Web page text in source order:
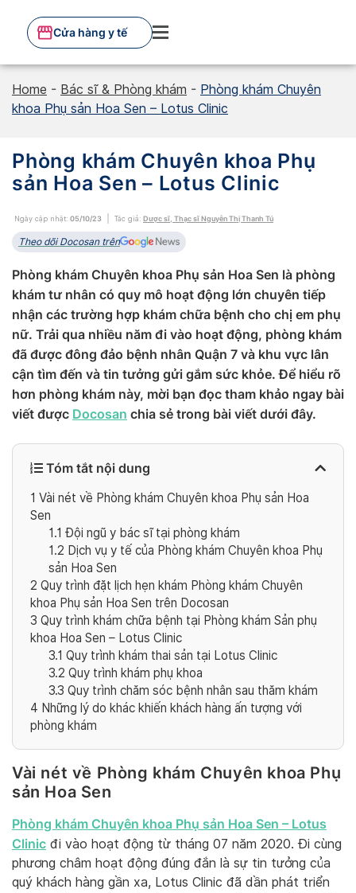
content
Cửa hàng y tế
Home - Bác sĩ & Phòng khám - Phòng khám Chuyên
khoa Phụ sản Hoa Sen – Lotus Clinic
Phòng khám Chuyên khoa Phụ
sản Hoa Sen – Lotus Clinic
Ngày cập nhật: 05/10/23 Tác giả: Dược sĩ, Thạc sĩ Nguyễn Thị Thanh Tú
Theo dõi Docosan trên
Phòng khám Chuyên khoa Phụ sản Hoa Sen là phòng
khám tư nhân có quy mô hoạt động lớn chuyên tiếp
nhận các trường hợp khám chữa bệnh cho chị em phụ
nữ. Trải qua nhiều năm đi vào hoạt động, phòng khám
đã được đông đảo bệnh nhân Quận 7 và khu vực lân
cận tìm đến và tin tưởng gửi gắm sức khỏe. Để hiểu rõ
hơn phòng khám này, mời bạn đọc tham khảo ngay bài
viết được Docosan chia sẻ trong bài viết dưới đây.
Tóm tắt nội dung
1 Vài nét về Phòng khám Chuyên khoa Phụ sản Hoa
Sen
1.1 Đội ngũ y bác sĩ tại phòng khám
1.2 Dịch vụ y tế của Phòng khám Chuyên khoa Phụ
sản Hoa Sen
2 Quy trình đặt lịch hẹn khám Phòng khám Chuyên
khoa Phụ sản Hoa Sen trên Docosan
3 Quy trình khám chữa bệnh tại Phòng khám Sản phụ
khoa Hoa Sen – Lotus Clinic
3.1 Quy trình khám thai sản tại Lotus Clinic
3.2 Quy trình khám phụ khoa
3.3 Quy trình chăm sóc bệnh nhân sau thăm khám
4 Những lý do khác khiến khách hàng ấn tượng với
phòng khám
Vài nét về Phòng khám Chuyên khoa Phụ
sản Hoa Sen
Phòng khám Chuyên khoa Phụ sản Hoa Sen – Lotus
Clinic đi vào hoạt động từ tháng 07 năm 2020. Đi cùng
phương châm hoạt động đúng đắn là sự tin tưởng của
quý khách hàng gần xa, Lotus Clinic đã dần phát triển